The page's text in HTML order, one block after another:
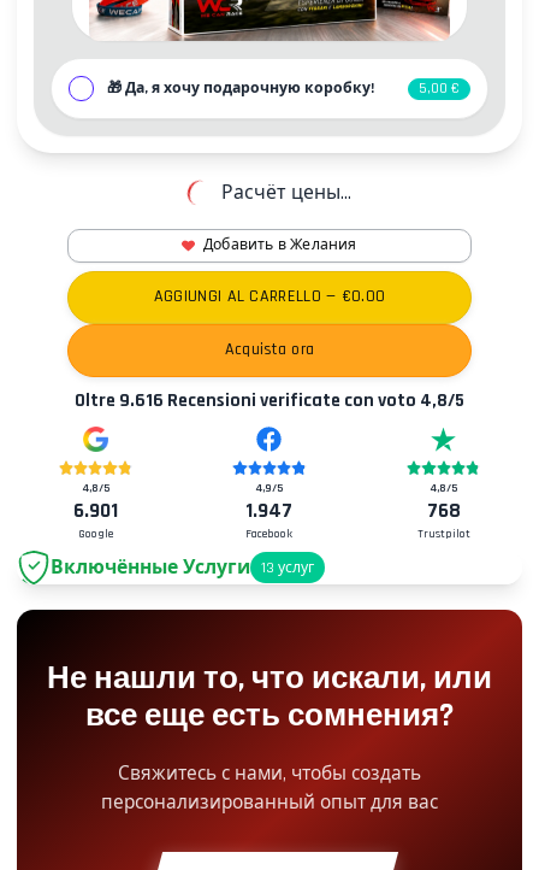
Контакты
Добавить в Желания
Расчёт цены...
🎁 Да, я хочу подарочную коробку! 5,00 €
AGGIUNGI AL CARRELLO — €0.00
Acquista ora
Oltre 9.616 Recensioni verificate con voto 4,8/5
4,8/5
6.901
Google
4,9/5
1.947
Facebook
4,8/5
768
Trustpilot
Включённые Услуги 13 услуг
Парковка +2.00€
Доступ в Pit-Lane +5.00€
Не нашли то, что искали, или
все еще есть сомнения?
Свяжитесь с нами, чтобы создать
персонализированный опыт для вас